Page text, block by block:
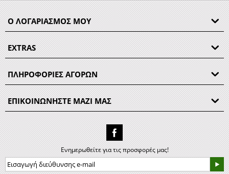
Ο ΛΟΓΑΡΙΑΣΜΟΣ ΜΟΥ
EXTRAS
ΠΛΗΡΟΦΟΡΙΕΣ ΑΓΟΡΩΝ
ΕΠΙΚΟΙΝΩΝΗΣΤΕ ΜΑΖΙ ΜΑΣ
Ενημερωθείτε για τις προσφορές μας!